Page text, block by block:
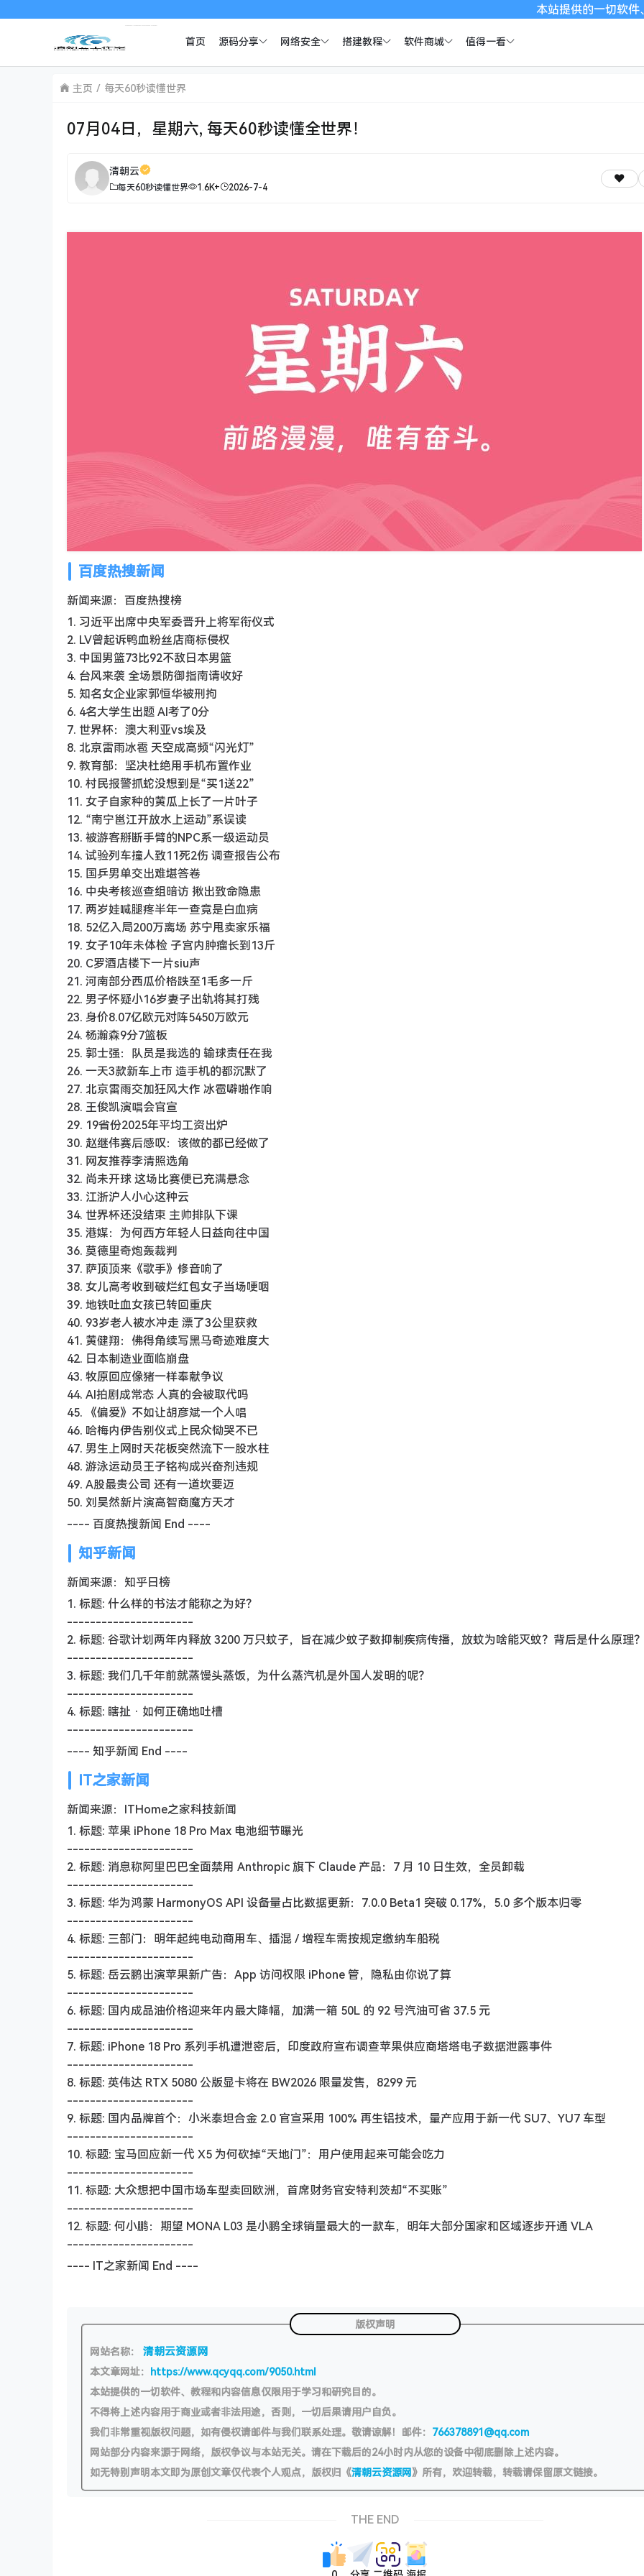
本站提供的一切软件、教程和
首页 源码分享 网络安全 搭建教程 软件商城 值得一看
主页 每天60秒读懂世界
07月04日，星期六, 每天60秒读懂全世界！
清朝云
每天60秒读懂世界 1.6K+ 2026-7-4
百度热搜新闻
新闻来源：百度热搜榜
1. 习近平出席中央军委晋升上将军衔仪式
2. LV曾起诉鸭血粉丝店商标侵权
3. 中国男篮73比92不敌日本男篮
4. 台风来袭 全场景防御指南请收好
5. 知名女企业家郭恒华被刑拘
6. 4名大学生出题 AI考了0分
7. 世界杯：澳大利亚vs埃及
8. 北京雷雨冰雹 天空成高频“闪光灯”
9. 教育部：坚决杜绝用手机布置作业
10. 村民报警抓蛇没想到是“买1送22”
11. 女子自家种的黄瓜上长了一片叶子
12. “南宁邕江开放水上运动”系误读
13. 被游客掰断手臂的NPC系一级运动员
14. 试验列车撞人致11死2伤 调查报告公布
15. 国乒男单交出难堪答卷
16. 中央考核巡查组暗访 揪出致命隐患
17. 两岁娃喊腿疼半年一查竟是白血病
18. 52亿入局200万离场 苏宁甩卖家乐福
19. 女子10年未体检 子宫内肿瘤长到13斤
20. C罗酒店楼下一片siu声
21. 河南部分西瓜价格跌至1毛多一斤
22. 男子怀疑小16岁妻子出轨将其打残
23. 身价8.07亿欧元对阵5450万欧元
24. 杨瀚森9分7篮板
25. 郭士强：队员是我选的 输球责任在我
26. 一天3款新车上市 造手机的都沉默了
27. 北京雷雨交加狂风大作 冰雹噼啪作响
28. 王俊凯演唱会官宣
29. 19省份2025年平均工资出炉
30. 赵继伟赛后感叹：该做的都已经做了
31. 网友推荐李清照选角
32. 尚未开球 这场比赛便已充满悬念
33. 江浙沪人小心这种云
34. 世界杯还没结束 主帅排队下课
35. 港媒：为何西方年轻人日益向往中国
36. 莫德里奇炮轰裁判
37. 萨顶顶来《歌手》修音响了
38. 女儿高考收到破烂红包女子当场哽咽
39. 地铁吐血女孩已转回重庆
40. 93岁老人被水冲走 漂了3公里获救
41. 黄健翔：佛得角续写黑马奇迹难度大
42. 日本制造业面临崩盘
43. 牧原回应像猪一样奉献争议
44. AI拍剧成常态 人真的会被取代吗
45. 《偏爱》不如让胡彦斌一个人唱
46. 哈梅内伊告别仪式上民众恸哭不已
47. 男生上网时天花板突然流下一股水柱
48. 游泳运动员王子铭构成兴奋剂违规
49. A股最贵公司 还有一道坎要迈
50. 刘昊然新片演高智商魔方天才
---- 百度热搜新闻 End ----
知乎新闻
新闻来源：知乎日榜
1. 标题: 什么样的书法才能称之为好？
----------------------
2. 标题: 谷歌计划两年内释放 3200 万只蚊子，旨在减少蚊子数抑制疾病传播，放蚊为啥能灭蚊？背后是什么原理
----------------------
3. 标题: 我们几千年前就蒸馒头蒸饭，为什么蒸汽机是外国人发明的呢？
----------------------
4. 标题: 瞎扯 · 如何正确地吐槽
----------------------
---- 知乎新闻 End ----
IT之家新闻
新闻来源：ITHome之家科技新闻
1. 标题: 苹果 iPhone 18 Pro Max 电池细节曝光
----------------------
2. 标题: 消息称阿里巴巴全面禁用 Anthropic 旗下 Claude 产品：7 月 10 日生效，全员卸载
----------------------
3. 标题: 华为鸿蒙 HarmonyOS API 设备量占比数据更新：7.0.0 Beta1 突破 0.17%，5.0 多个版本归零
----------------------
4. 标题: 三部门：明年起纯电动商用车、插混 / 增程车需按规定缴纳车船税
----------------------
5. 标题: 岳云鹏出演苹果新广告：App 访问权限 iPhone 管，隐私由你说了算
----------------------
6. 标题: 国内成品油价格迎来年内最大降幅，加满一箱 50L 的 92 号汽油可省 37.5 元
----------------------
7. 标题: iPhone 18 Pro 系列手机遭泄密后，印度政府宣布调查苹果供应商塔塔电子数据泄露事件
----------------------
8. 标题: 英伟达 RTX 5080 公版显卡将在 BW2026 限量发售，8299 元
----------------------
9. 标题: 国内品牌首个：小米泰坦合金 2.0 官宣采用 100% 再生铝技术，量产应用于新一代 SU7、YU7 车型
----------------------
10. 标题: 宝马回应新一代 X5 为何砍掉“天地门”：用户使用起来可能会吃力
----------------------
11. 标题: 大众想把中国市场车型卖回欧洲，首席财务官安特利茨却“不买账”
----------------------
12. 标题: 何小鹏：期望 MONA L03 是小鹏全球销量最大的一款车，明年大部分国家和区域逐步开通 VLA
----------------------
---- IT之家新闻 End ----
版权声明
网站名称： 清朝云资源网
本文章网址： https://www.qcyqq.com/9050.html
本站提供的一切软件、教程和内容信息仅限用于学习和研究目的。
不得将上述内容用于商业或者非法用途，否则，一切后果请用户自负。
我们非常重视版权问题，如有侵权请邮件与我们联系处理。敬请谅解！邮件： 766378891@qq.com
网站部分内容来源于网络，版权争议与本站无关。请在下载后的24小时内从您的设备中彻底删除上述内容。
如无特别声明本文即为原创文章仅代表个人观点，版权归《清朝云资源网》所有，欢迎转载，转载请保留原文链接。
THE END